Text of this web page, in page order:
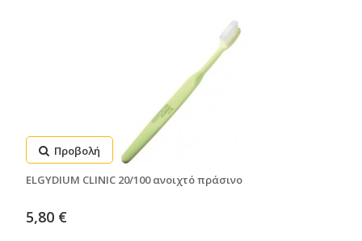
Προβολή
ELGYDIUM CLINIC 20/100 ανοιχτό πράσινο
5,80 €